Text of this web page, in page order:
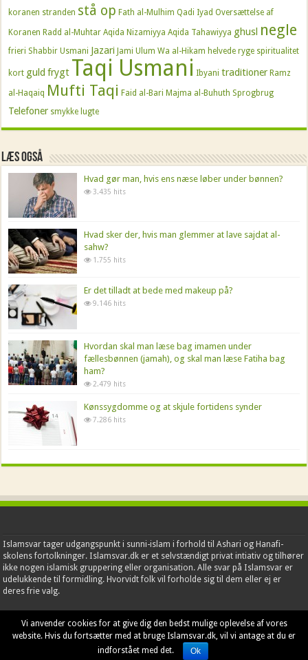
koranen stranden stå op Fath al-Mulhim Qadi Iyad Oversættelse af
Koranen Radd al-Muhtar Aqida Nizamiyya Aqida Tahawiyya ghusl negle
frieri Shabbir Usmani Jazari Jami Ulum Wa al-Hikam helvede ryge spiritualitet
kort guld frygt Taqi Usmani Ibyani traditioner Ramz
al-Haqaiq Mufti Taqi Faid al-Bari Majma al-Buhuth Sprogbrug
Telefoner smykke lugte
Læs også
Hvad gør man, hvis ens næse løber under bønnen?
3.435 hits
Hvad sker der, hvis man glemmer at lave sajdat al-
sahw?
1.755 hits
Er det tilladt at bede med makeup på?
9.146 hits
Hvordan skal man læse bag imamen under
fællesbønnen (jamah), og skal man læse Fatiha bag
ham?
2.479 hits
Kønssygdomme og at skjule fortidens synder
7.286 hits
Islamsvar tager udgangspunkt i sunni-islam i forhold til Ashari og Hanafi-
skolens fortolkninger. Islamsvar.dk er et selvstændigt privat intiativ og tilhører
ikke nogen islamisk gruppering eller organisation. Alle svar på Islamsvar er
udelukkende til formidling. Hvorvidt folk vil forholde sig til dem eller ej er
deres frie valg.
© Copyright 2026, Islamsvar
Vi anvender cookies for at give dig den bedst mulige oplevelse af vores
website. Hvis du fortsætter med at bruge Islamsvar.dk, vil vi antage at du er
indforstået med det.
Ok